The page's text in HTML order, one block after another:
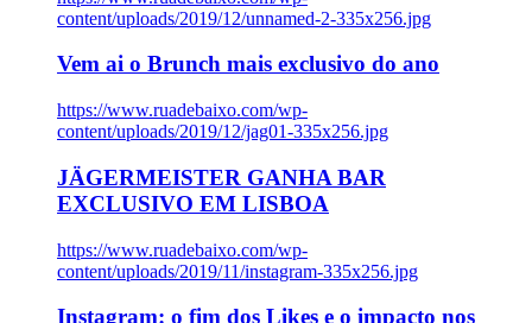
content/uploads/2019/12/unnamed-2-335x256.jpg
Vem ai o Brunch mais exclusivo do ano
https://www.ruadebaixo.com/wp-
content/uploads/2019/12/jag01-335x256.jpg
JÄGERMEISTER GANHA BAR
EXCLUSIVO EM LISBOA
https://www.ruadebaixo.com/wp-
content/uploads/2019/11/instagram-335x256.jpg
Instagram: o fim dos Likes e o impacto nos